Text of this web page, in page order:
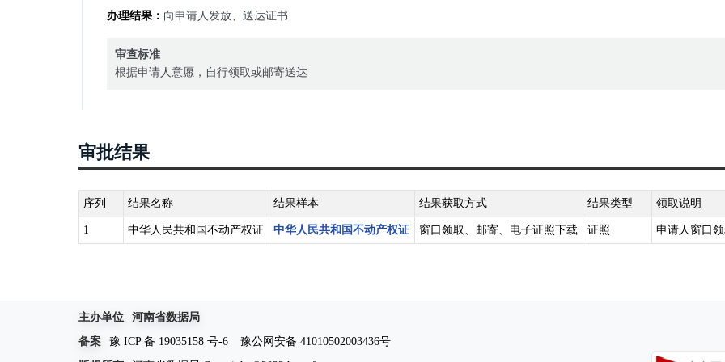
办理结果： 向申请人发放、送达证书
审查标准
根据申请人意愿，自行领取或邮寄送达
审批结果
序列 结果名称 结果样本 结果获取方式 结果类型 领取说明
1 中华人民共和国不动产权证 中华人民共和国不动产权证 窗口领取、邮寄、电子证照下载 证照 申请人窗口
主办单位
河南省数据局
备案
豫 ICP 备 19035158 号-6
豫公网安备 41010502003436号